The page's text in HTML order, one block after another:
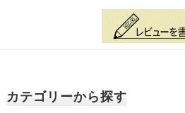
カテゴリーから探す